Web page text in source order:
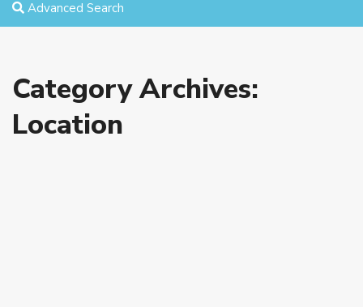
Advanced Search
Category Archives:
Location